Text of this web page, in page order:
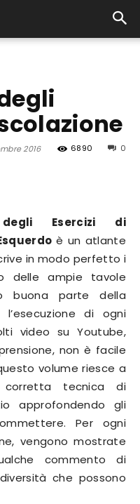
2016 0
6890
degli Esercizi di
è un atlante
in modo perfetto i
delle ampie tavole
buona parte della
di ogni
video su Youtube,
non è facile
volume riesce a
corretta tecnica di
approfondendo gli
Per ogni
vengono mostrate
commento di
che possono